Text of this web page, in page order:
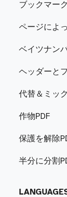
ブックマー
ページによ
ベイツナン
ヘッダーと
代替＆ミッ
作物PDF
保護を解除
半分に分割